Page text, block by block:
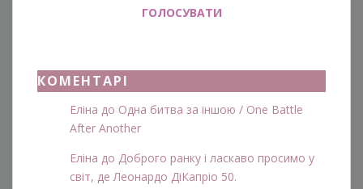
ГОЛОСУВАТИ
КОМЕНТАРІ
Еліна до Одна битва за іншою / One Battle
After Another
Еліна до Доброго ранку і ласкаво просимо у
світ, де Леонардо ДіКапріо 50.